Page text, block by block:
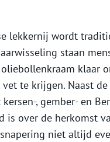
lekkernij wordt
staan
klaar
te krijgen. Naast
, gember- en
is over de herkomst
niet altijd